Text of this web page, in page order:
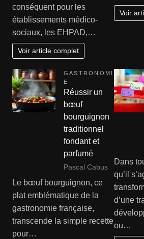
conséquent pour les
établissements médico-
sociaux, les EHPAD,…
Voir article complet
Voir
GASTRONOMI
E
Réussir un
bœuf
bourguignon
traditionnel
fondant et
parfumé
Pascal Cabus
Le bœuf bourguignon, ce
plat emblématique de la
gastronomie française,
transcende la simple recette
pour…
Dans
qu’il
d’une
ou…